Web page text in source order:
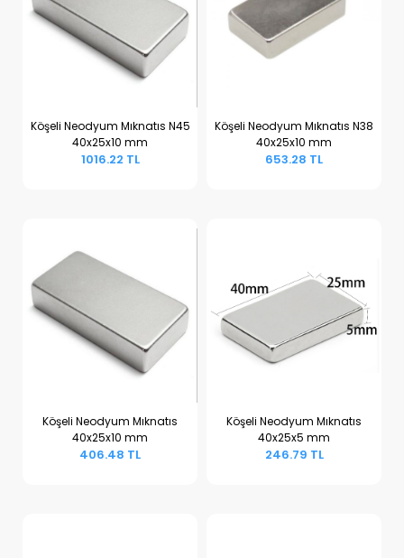
Sepete Ekle
Köşeli Neodyum Mıknatıs N45
40x25x10 mm
1016.22 TL
Sepete Ekle
Köşeli Neodyum Mıknatıs N38
40x25x10 mm
653.28 TL
Sepete Ekle
Köşeli Neodyum Mıknatıs
40x25x10 mm
406.48 TL
Sepete Ekle
Köşeli Neodyum Mıknatıs
40x25x5 mm
246.79 TL